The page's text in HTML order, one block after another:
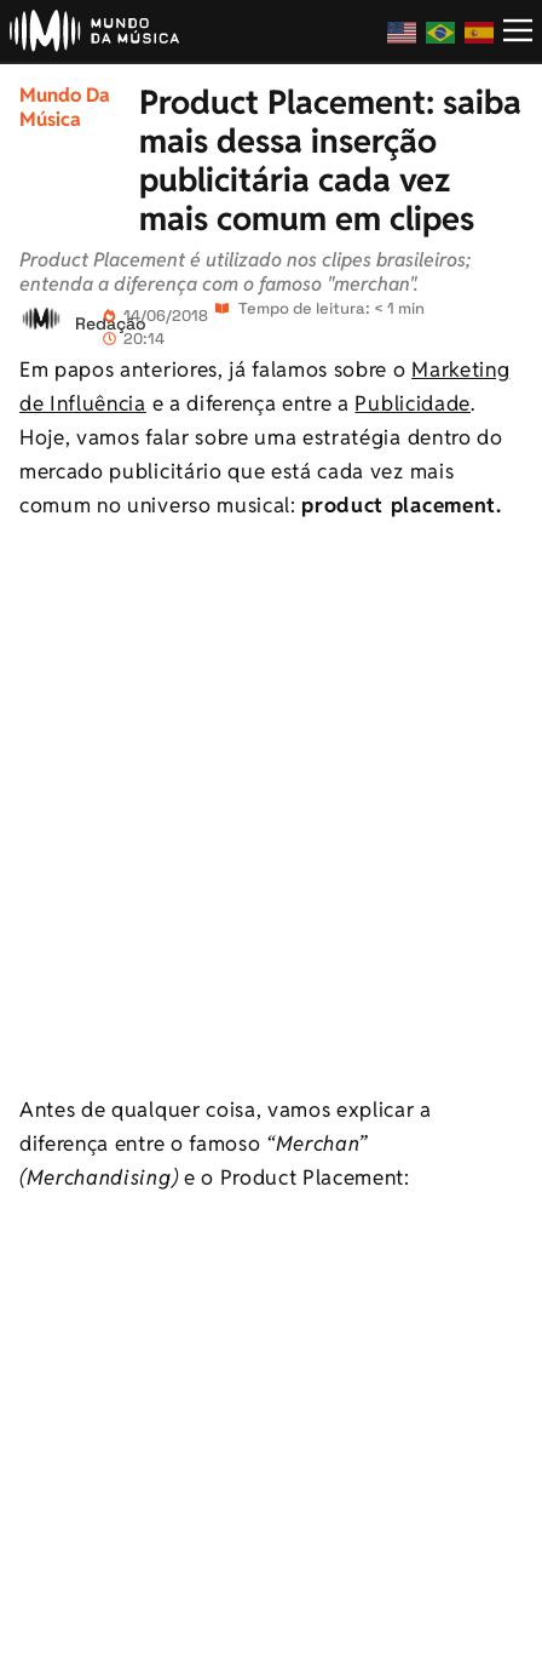
Mundo Da
Música
Product Placement: saiba
mais dessa inserção
publicitária cada vez
mais comum em clipes
Product Placement é utilizado nos clipes brasileiros;
entenda a diferença com o famoso "merchan".
Redação14/06/2018
20:14
Tempo de leitura: < 1 min
Em papos anteriores, já falamos sobre o Marketing
de Influência e a diferença entre a Publicidade.
Hoje, vamos falar sobre uma estratégia dentro do
mercado publicitário que está cada vez mais
comum no universo musical: product placement.
Antes de qualquer coisa, vamos explicar a
diferença entre o famoso “Merchan”
(Merchandising)e o Product Placement: